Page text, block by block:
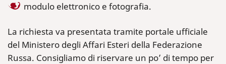
modulo elettronico e fotografia.
La richiesta va presentata tramite portale ufficiale
del Ministero degli Affari Esteri della Federazione
Russa. Consigliamo di riservare un po’ di tempo per